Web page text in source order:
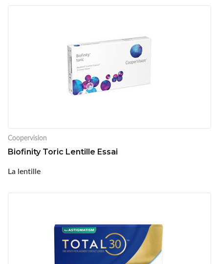
Coopervision
Biofinity Toric Lentille Essai
La lentille